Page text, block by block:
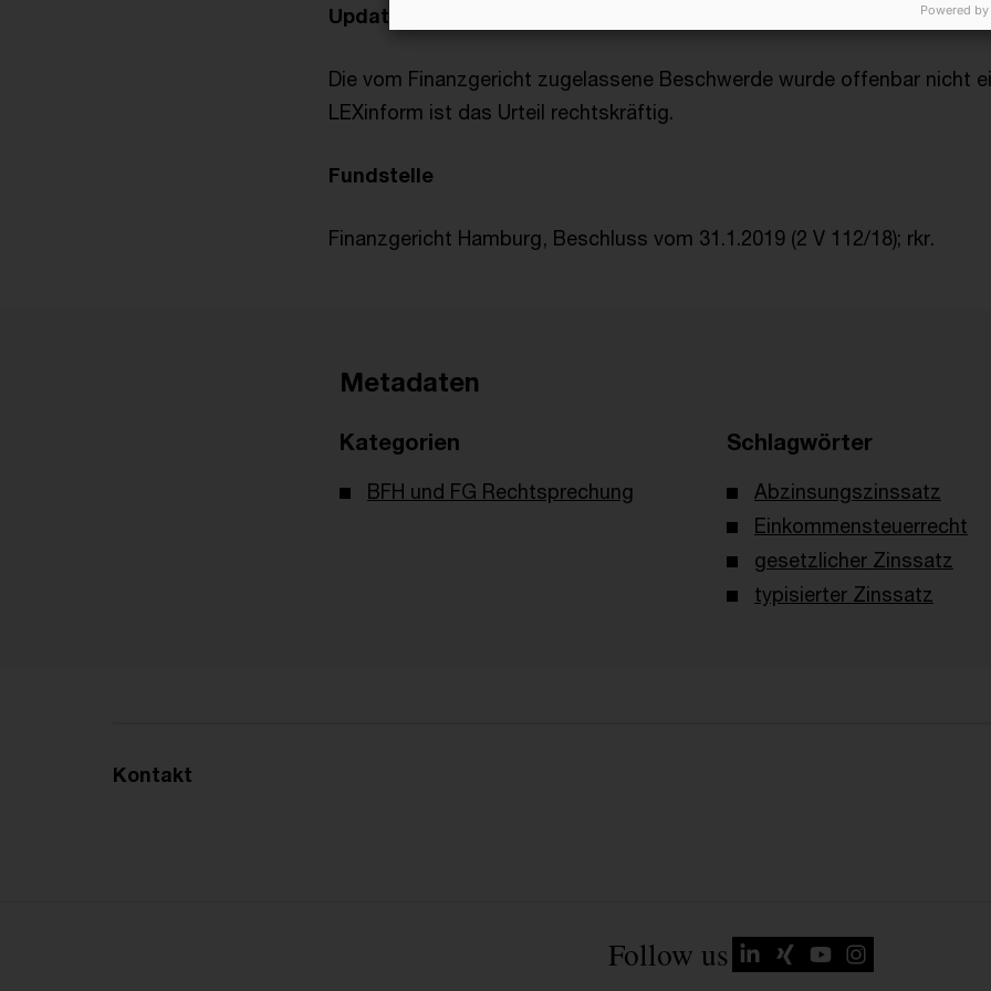
Update (1. Juli 2020)
Die vom Finanzgericht zugelassene Beschwerde wurde offenbar nicht
LEXinform ist das Urteil rechtskräftig.
Fundstelle
Finanzgericht Hamburg, Beschluss vom 31.1.2019 (2 V 112/18); rkr.
Metadaten
Kategorien
BFH und FG Rechtsprechung
Schlagwörter
Abzinsungszinssatz
Einkommensteuerrecht
gesetzlicher Zinssatz
typisierter Zinssatz
Kontakt
Follow us
Powered by